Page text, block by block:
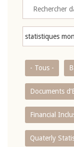
- Tous -
Documents
Financial
Quaterly